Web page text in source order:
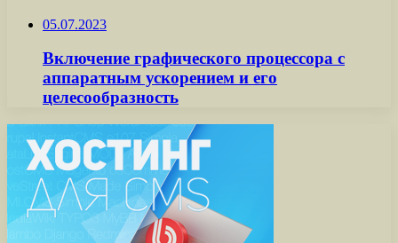
05.07.2023
Включение графического процессора с
аппаратным ускорением и его
целесообразность